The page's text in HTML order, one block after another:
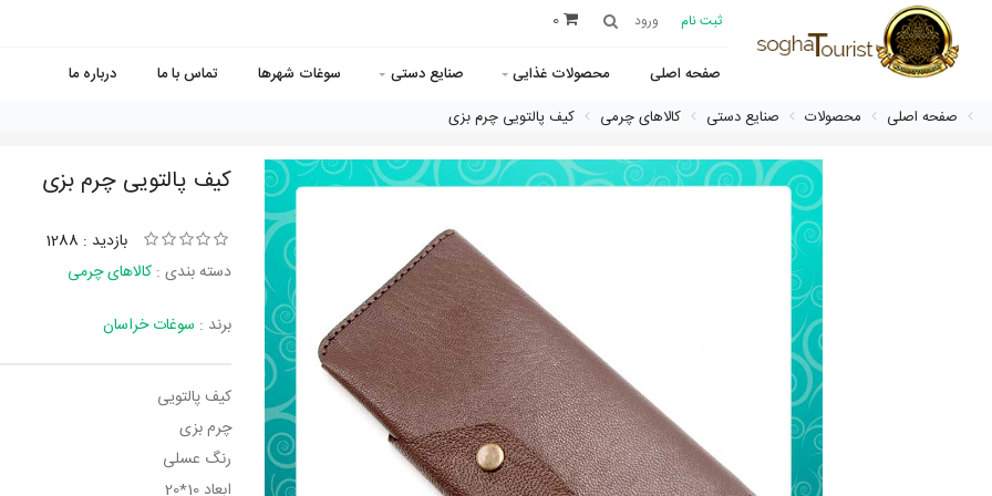
ثبت نام ورود 0
صفحه اصلی محصولات غذایی صنایع دستی سوغات شهرها تماس با ما
درباره ما
صفحه اصلی
محصولات صنایع دستی کالاهای چرمی کیف پالتویی چرم بزی
کیف پالتویی چرم بزی
بازدید : 1288
دسته بندی : کالاهای چرمی
برند : سوغات خراسان
کیف پالتویی
چرم بزی
رنگ عسلی
ابعاد 10*20